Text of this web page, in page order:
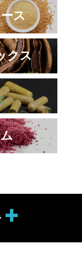
ス
クス